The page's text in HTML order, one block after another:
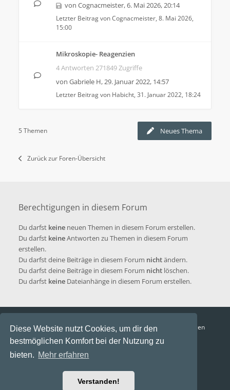
Diese Website nutzt Cookies, um dir den
bestmöglichen Komfort bei der Nutzung zu
bieten. Mehr erfahren
Verstanden!
von Cognacmeister,6. Mai 2026, 20:14
Letzter Beitrag vonCognacmeister, 8. Mai 2026,
15:00
Mikroskopie- Reagenzien
4 Antworten 271849 Zugriffe
von Gabriele H,29. Januar 2022, 14:57
Letzter Beitrag von Habicht, 31. Januar 2022, 18:24
Neues Thema
5 Themen
Zurück zur Foren-Übersicht
Berechtigungen in diesem Forum
Du darfst keine neuen Themen in diesem Forum erstellen.
Du darfst keineAntworten zu Themen in diesem Forum
erstellen.
Du darfst deine Beiträge in diesem Forum nichtändern.
Du darfst deine Beiträge in diesem Forum nicht löschen.
Du darfst keine Dateianhänge in diesem Forum erstellen.
Funga Austria FAQ Datenschutz
Nutzungsbedingungen
Alle Zeiten sind UTC+02:00
Aktuelle Zeit: 10. August 2026, 06:23
Powered byphpBB® Forum Software © phpBB Limited
Ravaio Theme by